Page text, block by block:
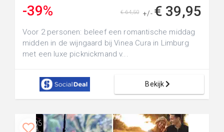
-39% +/- € 39,95
€ 64,50
Voor 2 personen: beleef een romantische middag
midden in de wijngaard bij Vinea Cura in Limburg
met een luxe picknickmand v...
Bekijk